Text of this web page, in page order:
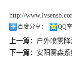
http://
百度分享： QQ
上一篇： 户外喷雾
下一篇： 安阳雾森系
降尘喷雾设备
小区喷雾设备